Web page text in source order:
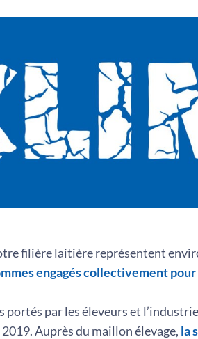
filière laitière représentent
engagés collectivement
portés par les éleveurs et
Auprès du maillon élevage, la